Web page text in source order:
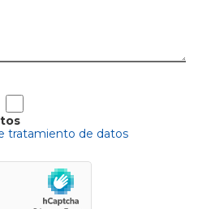
tratamiento de datos